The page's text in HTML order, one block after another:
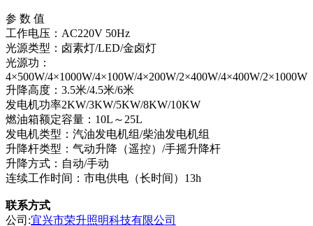
参 数 值
工作电压：AC220V 50Hz
光源类型：卤素灯/LED/金卤灯
光源功：
4×500W/4×1000W/4×100W/4×200W/2×400W/4×400W/2×1000W
升降高度：3.5米/4.5米/6米
发电机功率2KW/3KW/5KW/8KW/10KW
燃油箱额定容量：10L～25L
发电机类型：汽油发电机组/柴油发电机组
升降杆类型：气动升降（遥控）/手摇升降杆
升降方式：自动/手动
连续工作时间：市电供电（长时间）13h
联系方式
公司:宜兴市荣升照明科技有限公司